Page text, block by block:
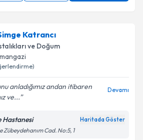
Katrancı
ve Doğum
anladığımız andan itibaren
ve...
Devamı
Hastanesi Haritada Göster
Zübeydehanım Cad. No:5, 1